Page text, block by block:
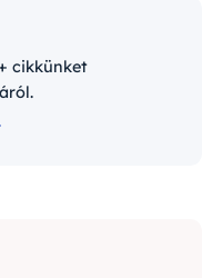
cikkünket